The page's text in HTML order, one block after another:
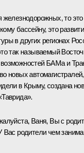
железнодорожных, то
бассейну, это
в других регионах
так называемый
БАМа и
новых
в Крыму, создана
Ваня, Вы с
Вас родители чем